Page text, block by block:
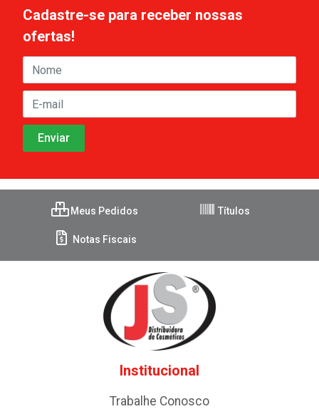
Cadastre-se para receber nossas
ofertas!
Meus Pedidos Títulos
Notas Fiscais
Institucional
Trabalhe Conosco